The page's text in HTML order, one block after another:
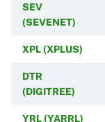
SEV
(SEVENET)
XPL (XPLUS)
DTR
(DIGITREE)
YRL (YARRL)